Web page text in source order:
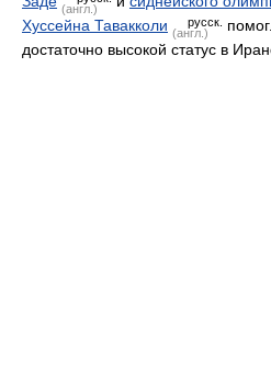
(англ.)
Хуссейна Тавакколи (англ.)
русск.
достаточно высокой статус в